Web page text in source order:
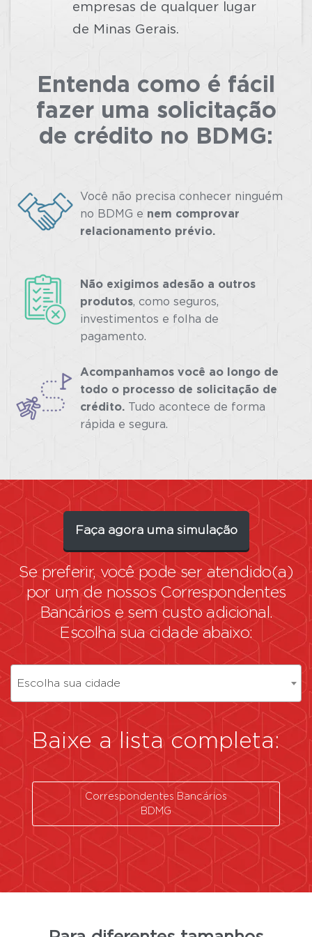
empresas de qualquer lugar
de Minas Gerais.
Entenda como é fácil
fazer uma solicitação
de crédito no BDMG:
Você não precisa conhecer ninguém
no BDMG e nem comprovar
relacionamento prévio.
Não exigimos adesão a outros
produtos, como seguros,
investimentos e folha de
pagamento.
Acompanhamos você ao longo de
todo o processo de solicitação de
crédito. Tudo acontece de forma
rápida e segura.
Faça agora uma simulação
Se preferir, você pode ser atendido(a)
por um de nossosCorrespondentes
Bancáriose sem custo adicional.
Escolha sua cidade abaixo:
Escolha sua cidade
Baixe a lista completa:
Correspondentes Bancários
BDMG